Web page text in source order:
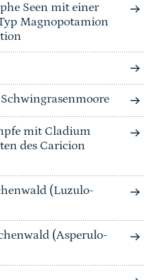
Seen mit einer
Magnopotamion
mit Cladium
des Caricion
(Luzulo-
(Asperulo-